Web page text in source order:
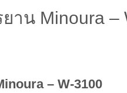
าน Minoura –
– W-3100